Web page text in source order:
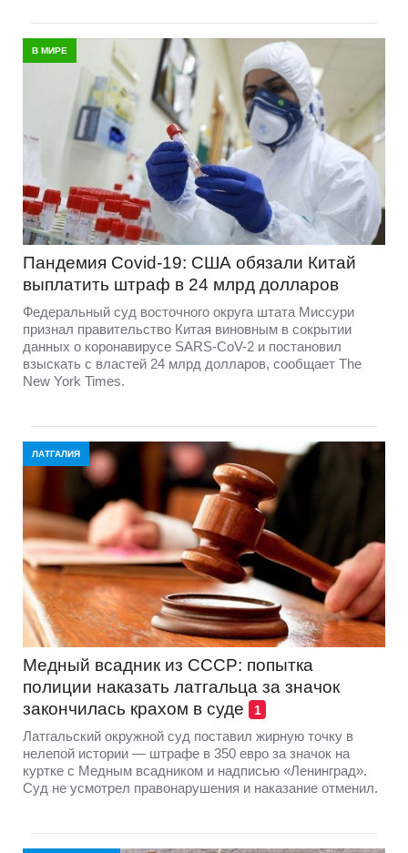
В МИРЕ
Пандемия Covid-19: США обязали Китай
выплатить штраф в 24 млрд долларов
Федеральный суд восточного округа штата Миссури
признал правительство Китая виновным в сокрытии
данных о коронавирусе SARS-CoV-2 и постановил
взыскать с властей 24 млрд долларов, сообщает The
New York Times.
ЛАТГАЛИЯ
Медный всадник из СССР: попытка
полиции наказать латгальца за значок
закончилась крахом в суде
1
Латгальский окружной суд поставил жирную точку в
нелепой истории — штрафе в 350 евро за значок на
куртке с Медным всадником и надписью «Ленинград».
Суд не усмотрел правонарушения и наказание отменил.